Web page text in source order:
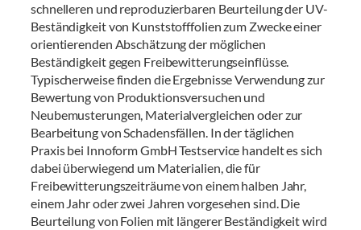
schnelleren und reproduzierbaren Beurteilung der UV-
Beständigkeit von Kunststofffolien zum Zwecke einer
orientierenden Abschätzung der möglichen
Beständigkeit gegen Freibewitterungseinflüsse.
Typischerweise finden die Ergebnisse Verwendung zur
Bewertung von Produktionsversuchen und
Neubemusterungen, Materialvergleichen oder zur
Bearbeitung von Schadensfällen. In der täglichen
Praxis bei Innoform GmbH Testservice handelt es sich
dabei überwiegend um Materialien, die für
Freibewitterungszeiträume von einem halben Jahr,
einem Jahr oder zwei Jahren vorgesehen sind. Die
Beurteilung von Folien mit längerer Beständigkeit wird